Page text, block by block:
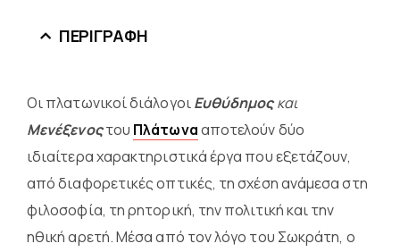
ΠΕΡΙΓΡΑΦΉ
Οι πλατωνικοί διάλογοιΕυθύδημοςκαι
Μενέξενοςτου Πλάτωνααποτελούν δύο
ιδιαίτερα χαρακτηριστικά έργα που εξετάζουν,
από διαφορετικές οπτικές, τη σχέση ανάμεσα στη
φιλοσοφία, τη ρητορική, την πολιτική και την
ηθική αρετή. Μέσα από τον λόγο του Σωκράτη, ο